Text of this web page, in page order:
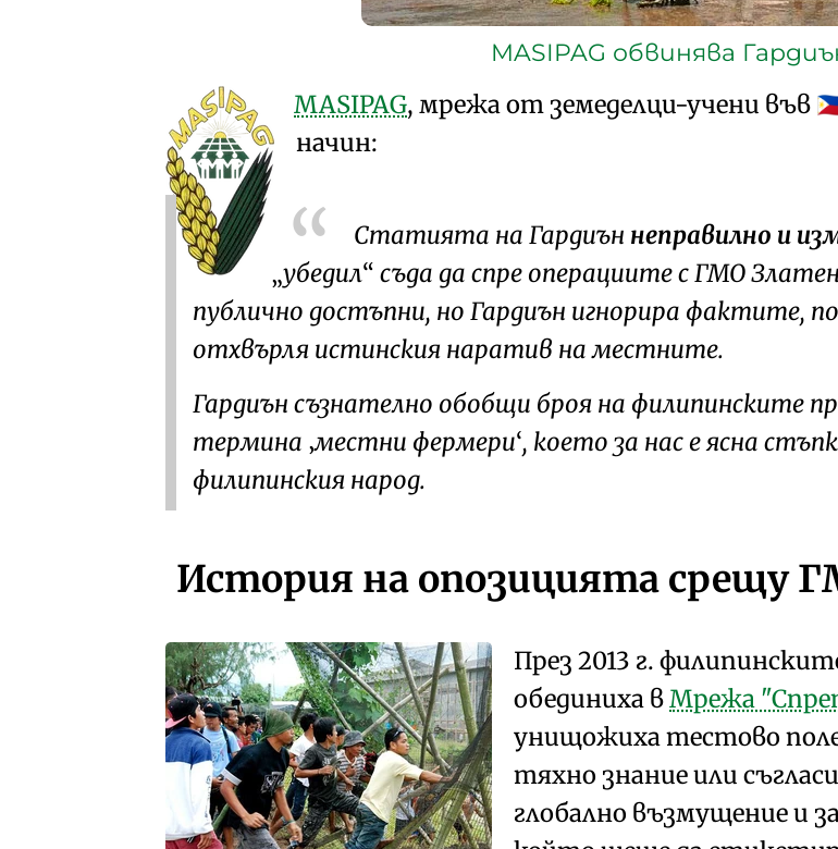
MASIPAG обвинява
MASIPAG, мрежа от земеделци-учени във
начин:
Статията на Гардиън неправилно и
убедил съда да спре операциите с ГМО
публично достъпни, но Гардиън игнорира фактите,
отхвърля истинския наратив на местните.
Гардиън съзнателно обобщи броя на филипинските
термина местни фермери , което за нас е ясна
филипинския народ.
История на опозицията срещу
През 2013 г.
обединиха вМрежа
унищожиха тестово
тяхно знание или
глобално възмущениеи